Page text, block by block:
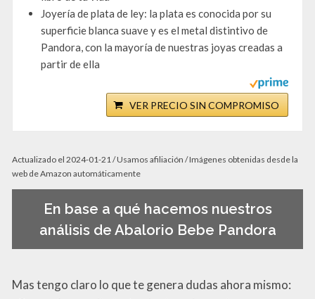
Joyería de plata de ley: la plata es conocida por su
superficie blanca suave y es el metal distintivo de
Pandora, con la mayoría de nuestras joyas creadas a
partir de ella
VER PRECIO SIN COMPROMISO
Actualizado el 2024-01-21 / Usamos afiliación / Imágenes obtenidas desde la
web de Amazon automáticamente
En base a qué hacemos nuestros
análisis de Abalorio Bebe Pandora
Mas tengo claro lo que te genera dudas ahora mismo: